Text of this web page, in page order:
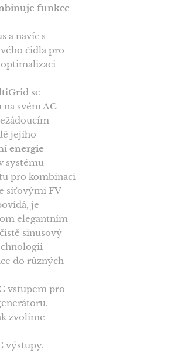
funkce
a navíc s
čidla pro
optimalizaci
se
svém AC
jejího
energie
systému
pro kombinaci
síťovými FV
je
elegantním
sinusový
do různých
vstupem pro
zvolíme
výstupy.